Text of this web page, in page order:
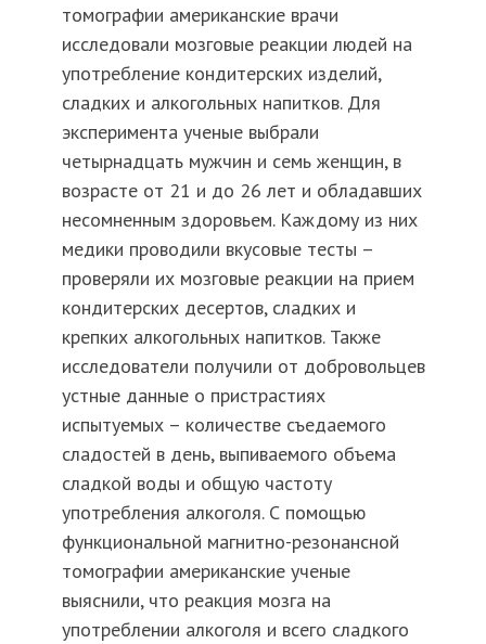
томографии американские врачи
исследовали мозговые реакции людей на
употребление кондитерских изделий,
сладких и алкогольных напитков. Для
эксперимента ученые выбрали
четырнадцать мужчин и семь женщин, в
возрасте от 21 и до 26 лет и обладавших
несомненным здоровьем. Каждому из них
медики проводили вкусовые тесты –
проверяли их мозговые реакции на прием
кондитерских десертов, сладких и
крепких алкогольных напитков. Также
исследователи получили от добровольцев
устные данные о пристрастиях
испытуемых – количестве съедаемого
сладостей в день, выпиваемого объема
сладкой воды и общую частоту
употребления алкоголя. С помощью
функциональной магнитно-резонансной
томографии американские ученые
выяснили, что реакция мозга на
употреблении алкоголя и всего сладкого